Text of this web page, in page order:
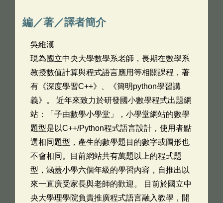
編／著／譯者簡介
吳維漢
現為國立中央大學數學系老師，長期在數學系
教授數值計算與程式語言應用等相關課程，著
有《深度學習C++》、《簡明python學習講
義》。 近年來致力於研發國小數學程式出題網
站：「子由數學小學堂」，小學堂網站的數學
題型是以C++/Python程式語言設計，使用者點
選相同題型，產生的數學題目的數字或圖形也
不會相同。目前網站共有萬題以上的程式題
型，涵蓋小學六個年級的學習內容，自推出以
來一直廣受家長與老師的歡迎。 目前於國立中
央大學理學院負責推廣程式語言融入教學，開